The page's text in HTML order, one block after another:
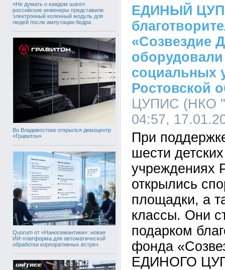
«Не думать о каждом шаге»:
российские инженеры представили
электронный коленный модуль для
людей после ампутации бедра
Во Владивостоке открылся демоцентр
«Гравитон»
Quorum от «Наносемантики»: новая
ИИ-платформа для автоматической
обработки корпоративных встреч
ЕДИНЫЙ
«Созвездие
социальных
Ростовской
ЦУПИС (НКО
04:57,
При
шести
учреждениях
открылись
площадки, а
классы. Они
подарком
фонда
ЕДИНОГО